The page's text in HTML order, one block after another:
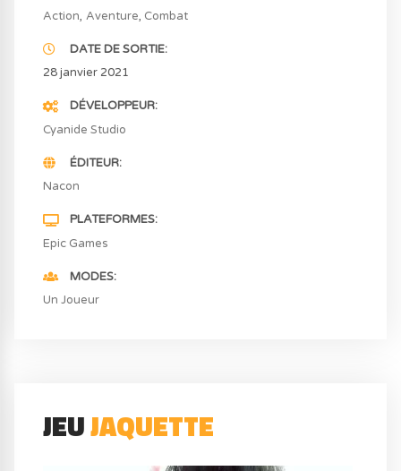
Action Aventure Combat
DATE DE SORTIE
28 janvier 2021
DÉVELOPPEUR
Cyanide Studio
ÉDITEUR
Nacon
PLATEFORMES
Epic Games
MODES
Un Joueur
JEUJAQUETTE